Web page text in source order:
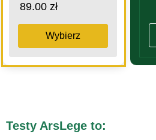
89.00 zł
Wybierz
Testy ArsLege to: